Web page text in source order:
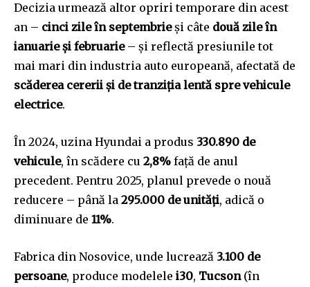
Decizia urmează altor opriri temporare din acest
an – cinci zile în septembrieși câte două zile în
ianuarie și februarie– și reflectă presiunile tot
mai mari din industria auto europeană, afectată de
scăderea cererii și de tranziția lentă spre vehicule
electrice.
În 2024, uzina Hyundai a produs 330.890 de
vehicule, în scădere cu 2,8% față de anul
precedent. Pentru 2025, planul prevede o nouă
reducere – până la 295.000 de unități, adică o
diminuare de 11%.
Fabrica din Nosovice, unde lucrează 3.100 de
persoane, produce modelele i30, Tucson(în